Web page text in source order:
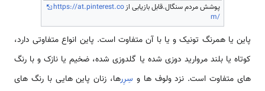
پوشش مردم سنگال.قابل بازیابی ازhttps://at.pinterest.co
m/
پاین یا همرنگ تونیک و یا با آن متفاوت است. پاین انواع متفاوتی دارد،
کوتاه یا بلند مروارید دوزی شده یا گلدوزی شده، ضخیم یا نازک و با رنگ
های متفاوت است. نزد ولوف ها و سِرِرها، زنان پاین هایی با رنگ های